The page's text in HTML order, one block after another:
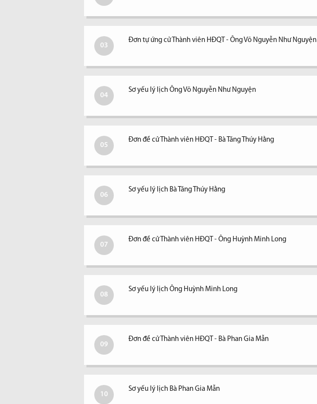
03
Đơn tự ứng cử Thành viên HĐQT - Ông Võ Nguyễn Như Nguyện
04
Sơ yếu lý lịch Ông Võ Nguyễn Như Nguyện
05
Đơn đề cử Thành viên HĐQT - Bà Tăng Thúy Hằng
06
Sơ yếu lý lịch Bà Tăng Thúy Hằng
07
Đơn đề cử Thành viên HĐQT - Ông Huỳnh Minh Long
08
Sơ yếu lý lịch Ông Huỳnh Minh Long
09
Đơn đề cử Thành viên HĐQT - Bà Phan Gia Mẫn
10
Sơ yếu lý lịch Bà Phan Gia Mẫn